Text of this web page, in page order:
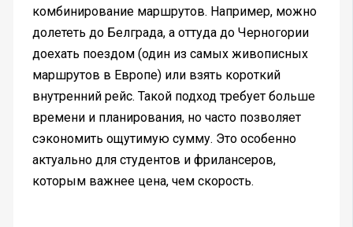
комбинирование маршрутов. Например, можно
долететь до Белграда, а оттуда до Черногории
доехать поездом (один из самых живописных
маршрутов в Европе) или взять короткий
внутренний рейс. Такой подход требует больше
времени и планирования, но часто позволяет
сэкономить ощутимую сумму. Это особенно
актуально для студентов и фрилансеров,
которым важнее цена, чем скорость.